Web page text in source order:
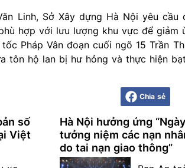
Linh, Sở Xây dựng Hà Nội yêu
hợp với lưu lượng khu vực để giảm
Pháp Vân đoạn cuối ngõ 15 Trần
tôn hộ lan bị hư hỏng và thực hiện
Chia sẻ
số
Việt
Hà Nội hưởng ứng
tưởng niệm các nạn
do tai nạn giao thông”